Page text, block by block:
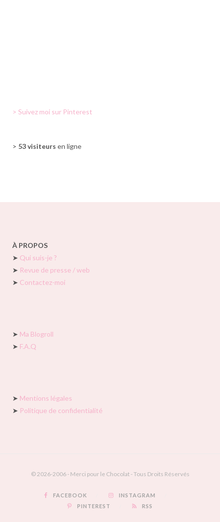
> Suivez moi sur Pinterest
> 53 visiteurs en ligne
À PROPOS
➤ Qui suis-je ?
➤ Revue de presse / web
➤ Contactez-moi
➤ Ma Blogroll
➤ F.A.Q
➤ Mentions légales
➤ Politique de confidentialité
© 2026-2006 - Merci pour le Chocolat - Tous Droits Réservés
FACEBOOK
INSTAGRAM
PINTEREST
RSS